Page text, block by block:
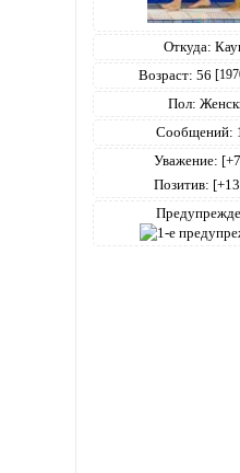
Откуда:
Возраст: 56
Пол:
Сообщений:
Уважение:
Позитив: